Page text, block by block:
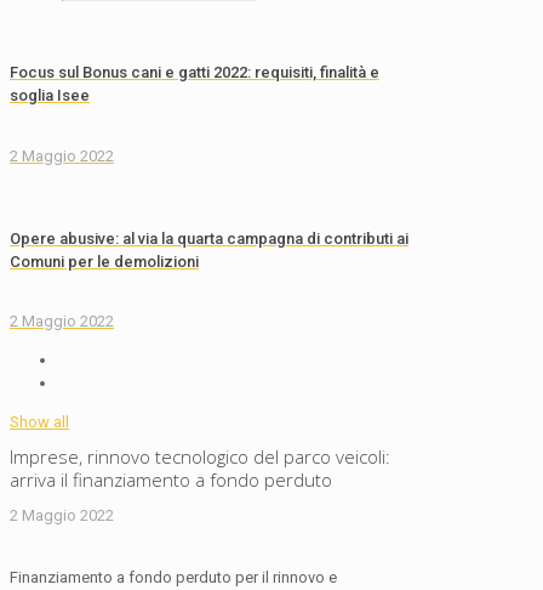
Focus sul Bonus cani e gatti 2022: requisiti, finalità e
soglia Isee
2 Maggio 2022
Opere abusive: al via la quarta campagna di contributi ai
Comuni per le demolizioni
2 Maggio 2022
Show all
Imprese, rinnovo tecnologico del parco veicoli:
arriva il finanziamento a fondo perduto
2 Maggio 2022
Finanziamento a fondo perduto per il rinnovo e